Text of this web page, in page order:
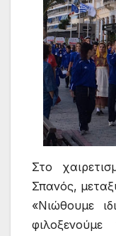
Στο
Σπανός,
«Νιώθουμε